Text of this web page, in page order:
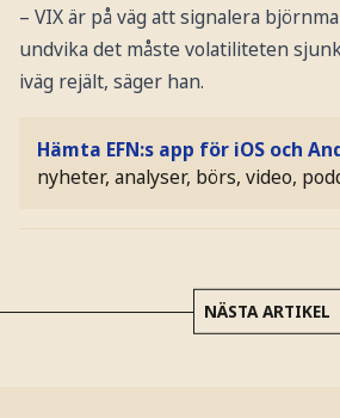
– VIX är på väg att signalera
undvika det måste volatiliteten
iväg rejält, säger han.
Hämta EFN:s app för iOS och
nyheter, analyser, börs, video,
NÄSTA ARTIKEL